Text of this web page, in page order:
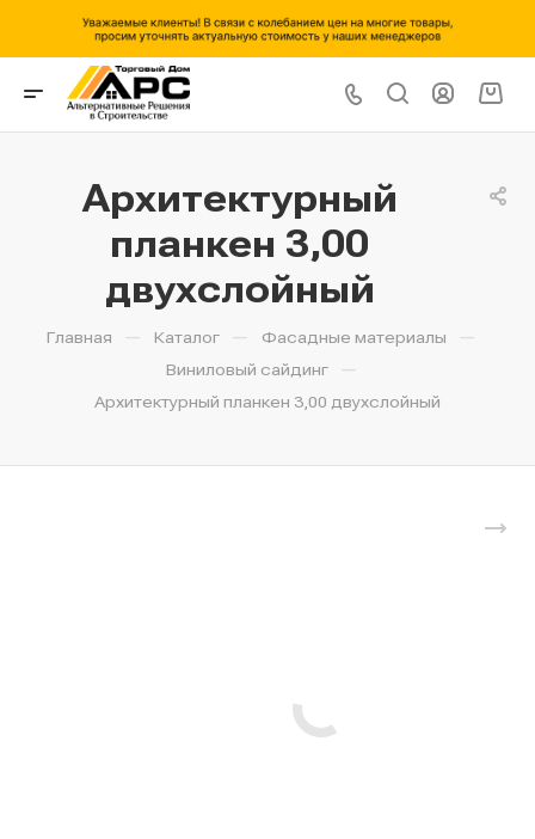
Архитектурный
планкен 3,00
двухслойный
Главная — Каталог — Фасадные материалы —
Виниловый сайдинг —
Архитектурный планкен 3,00 двухслойный